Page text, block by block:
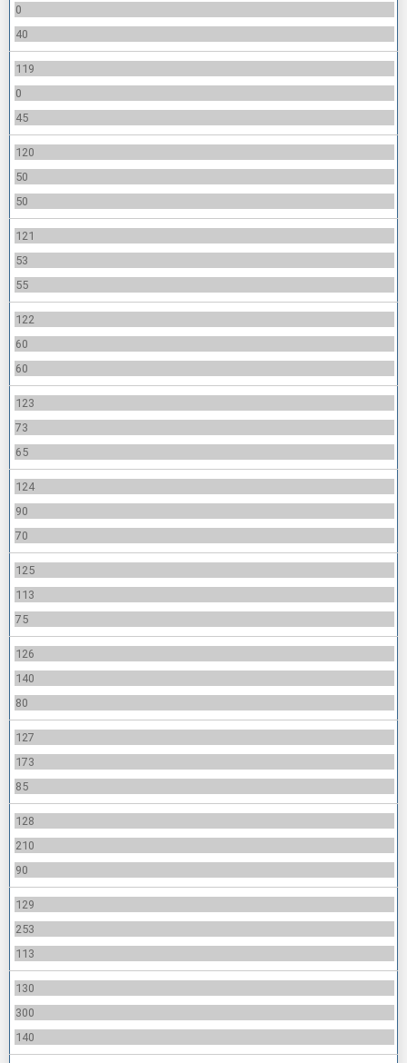
0
40
119
0
45
120
50
50
121
53
55
122
60
60
123
73
65
124
90
70
125
113
75
126
140
80
127
173
85
128
210
90
129
253
113
130
300
140